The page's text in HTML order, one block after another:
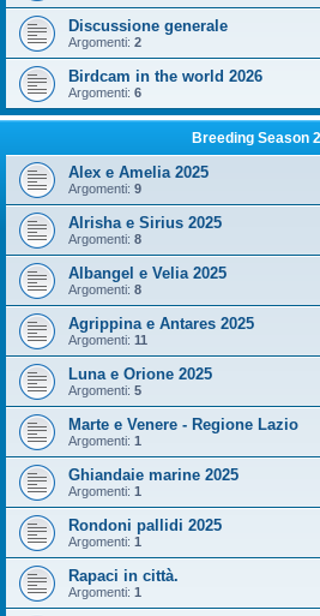
Discussione generale
Argomenti: 2
Birdcam in the world 2026
Argomenti: 6
Breeding Season
Alex e Amelia 2025
Argomenti: 9
Alrisha e Sirius 2025
Argomenti: 8
Albangel e Velia 2025
Argomenti: 8
Agrippina e Antares 2025
Argomenti: 11
Luna e Orione 2025
Argomenti: 5
Marte e Venere - Regione Lazio
Argomenti: 1
Ghiandaie marine 2025
Argomenti: 1
Rondoni pallidi 2025
Argomenti: 1
Rapaci in città.
Argomenti: 1